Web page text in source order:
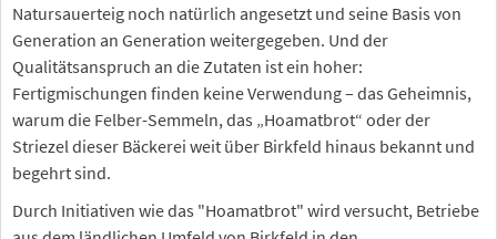
Natursauerteig noch natürlich angesetzt und seine Basis von
Generation an Generation weitergegeben. Und der
Qualitätsanspruch an die Zutaten ist ein hoher:
Fertigmischungen finden keine Verwendung – das Geheimnis,
warum die Felber-Semmeln, das „Hoamatbrot“ oder der
Striezel dieser Bäckerei weit über Birkfeld hinaus bekannt und
begehrt sind.
Durch Initiativen wie das "Hoamatbrot" wird versucht, Betriebe